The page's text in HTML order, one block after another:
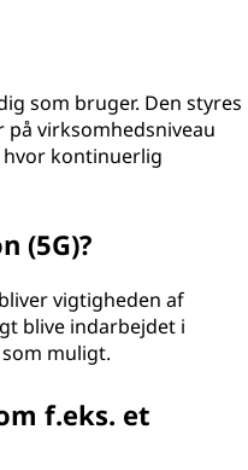
som bruger. Den styres
virksomhedsniveau
hvor kontinuerlig
(5G)?
vigtigheden af
blive indarbejdet i
muligt.
f.eks. et